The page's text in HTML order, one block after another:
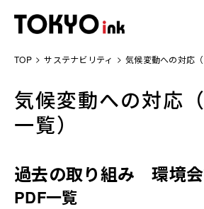
製品情報
IR情報
TOP サステナビリティ 気候変動への対応（
気候変動への対応
一覧）
過去の取り組み 環境
PDF一覧